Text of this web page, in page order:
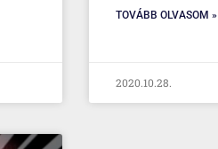
TOVÁBB OLVASOM »
2020.10.28.